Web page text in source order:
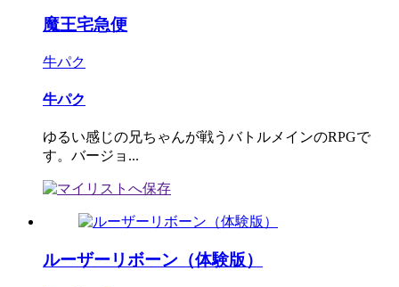
魔王宅急便
牛パク
牛パク
ゆるい感じの兄ちゃんが戦うバトルメインのRPGで
す。バージョ...
ルーザーリボーン（体験版）